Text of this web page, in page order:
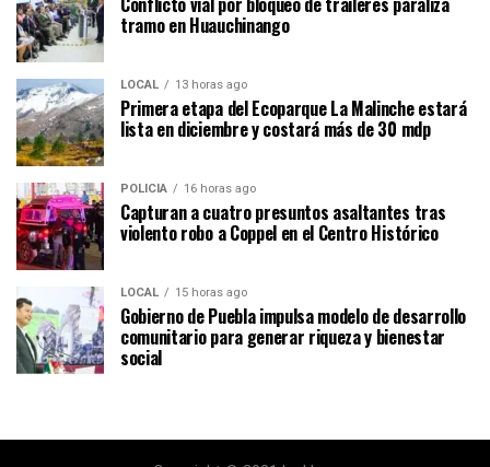
tramo en Huauchinango
LOCAL 13 horas ago
Primera etapa del Ecoparque La Malinche estará
lista en diciembre y costará más de 30 mdp
POLICÍA 16 horas ago
Capturan a cuatro presuntos asaltantes tras
violento robo a Coppel en el Centro Histórico
LOCAL 15 horas ago
Gobierno de Puebla impulsa modelo de desarrollo
comunitario para generar riqueza y bienestar
social